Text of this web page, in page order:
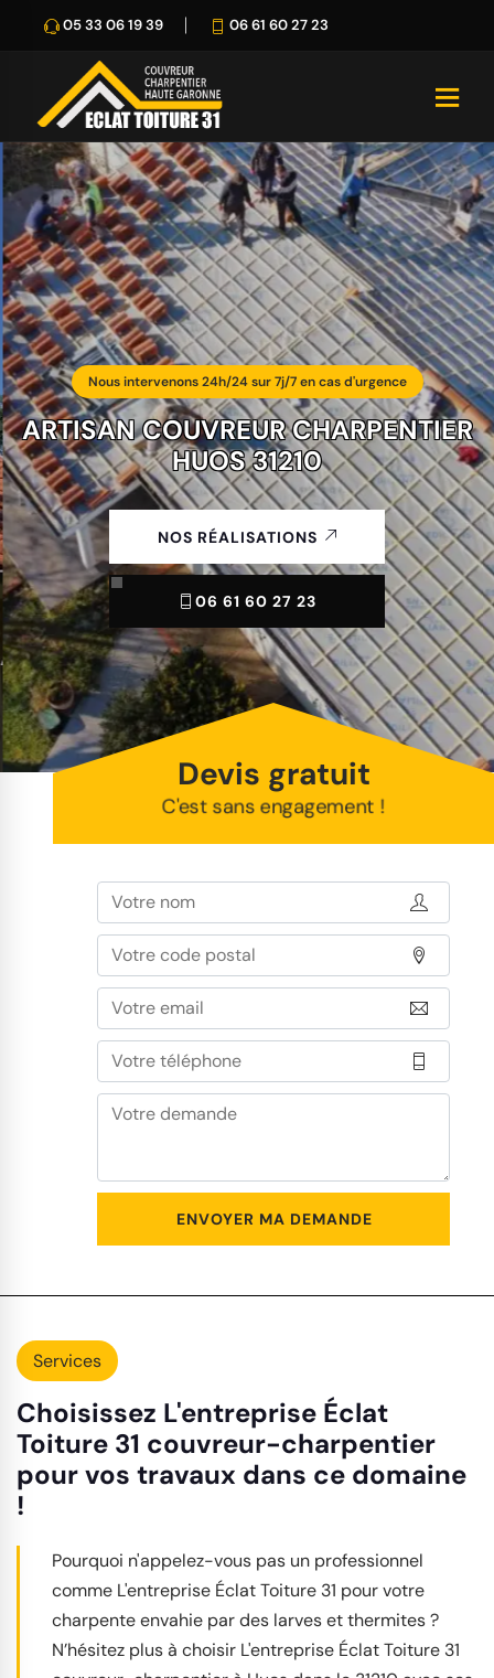
05 33 06 19 39 06 61 60 27 23
Nous intervenons 24h/24 sur 7j/7 en cas d'urgence
ARTISAN COUVREUR CHARPENTIER
HUOS 31210
NOS RÉALISATIONS
06 61 60 27 23
Devis gratuit
C'est sans engagement !
Services
Choisissez L'entreprise Éclat
Toiture 31 couvreur-charpentier
pour vos travaux dans ce domaine
!
Pourquoi n'appelez-vous pas un professionnel
comme L'entreprise Éclat Toiture 31 pour votre
charpente envahie par des larves et thermites ?
N’hésitez plus à choisir L'entreprise Éclat Toiture 31